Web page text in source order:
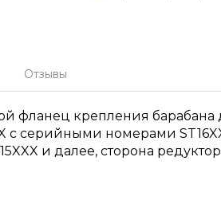
Отзывы
фланец крепления барабана
серийными номерами
и далее, сторона